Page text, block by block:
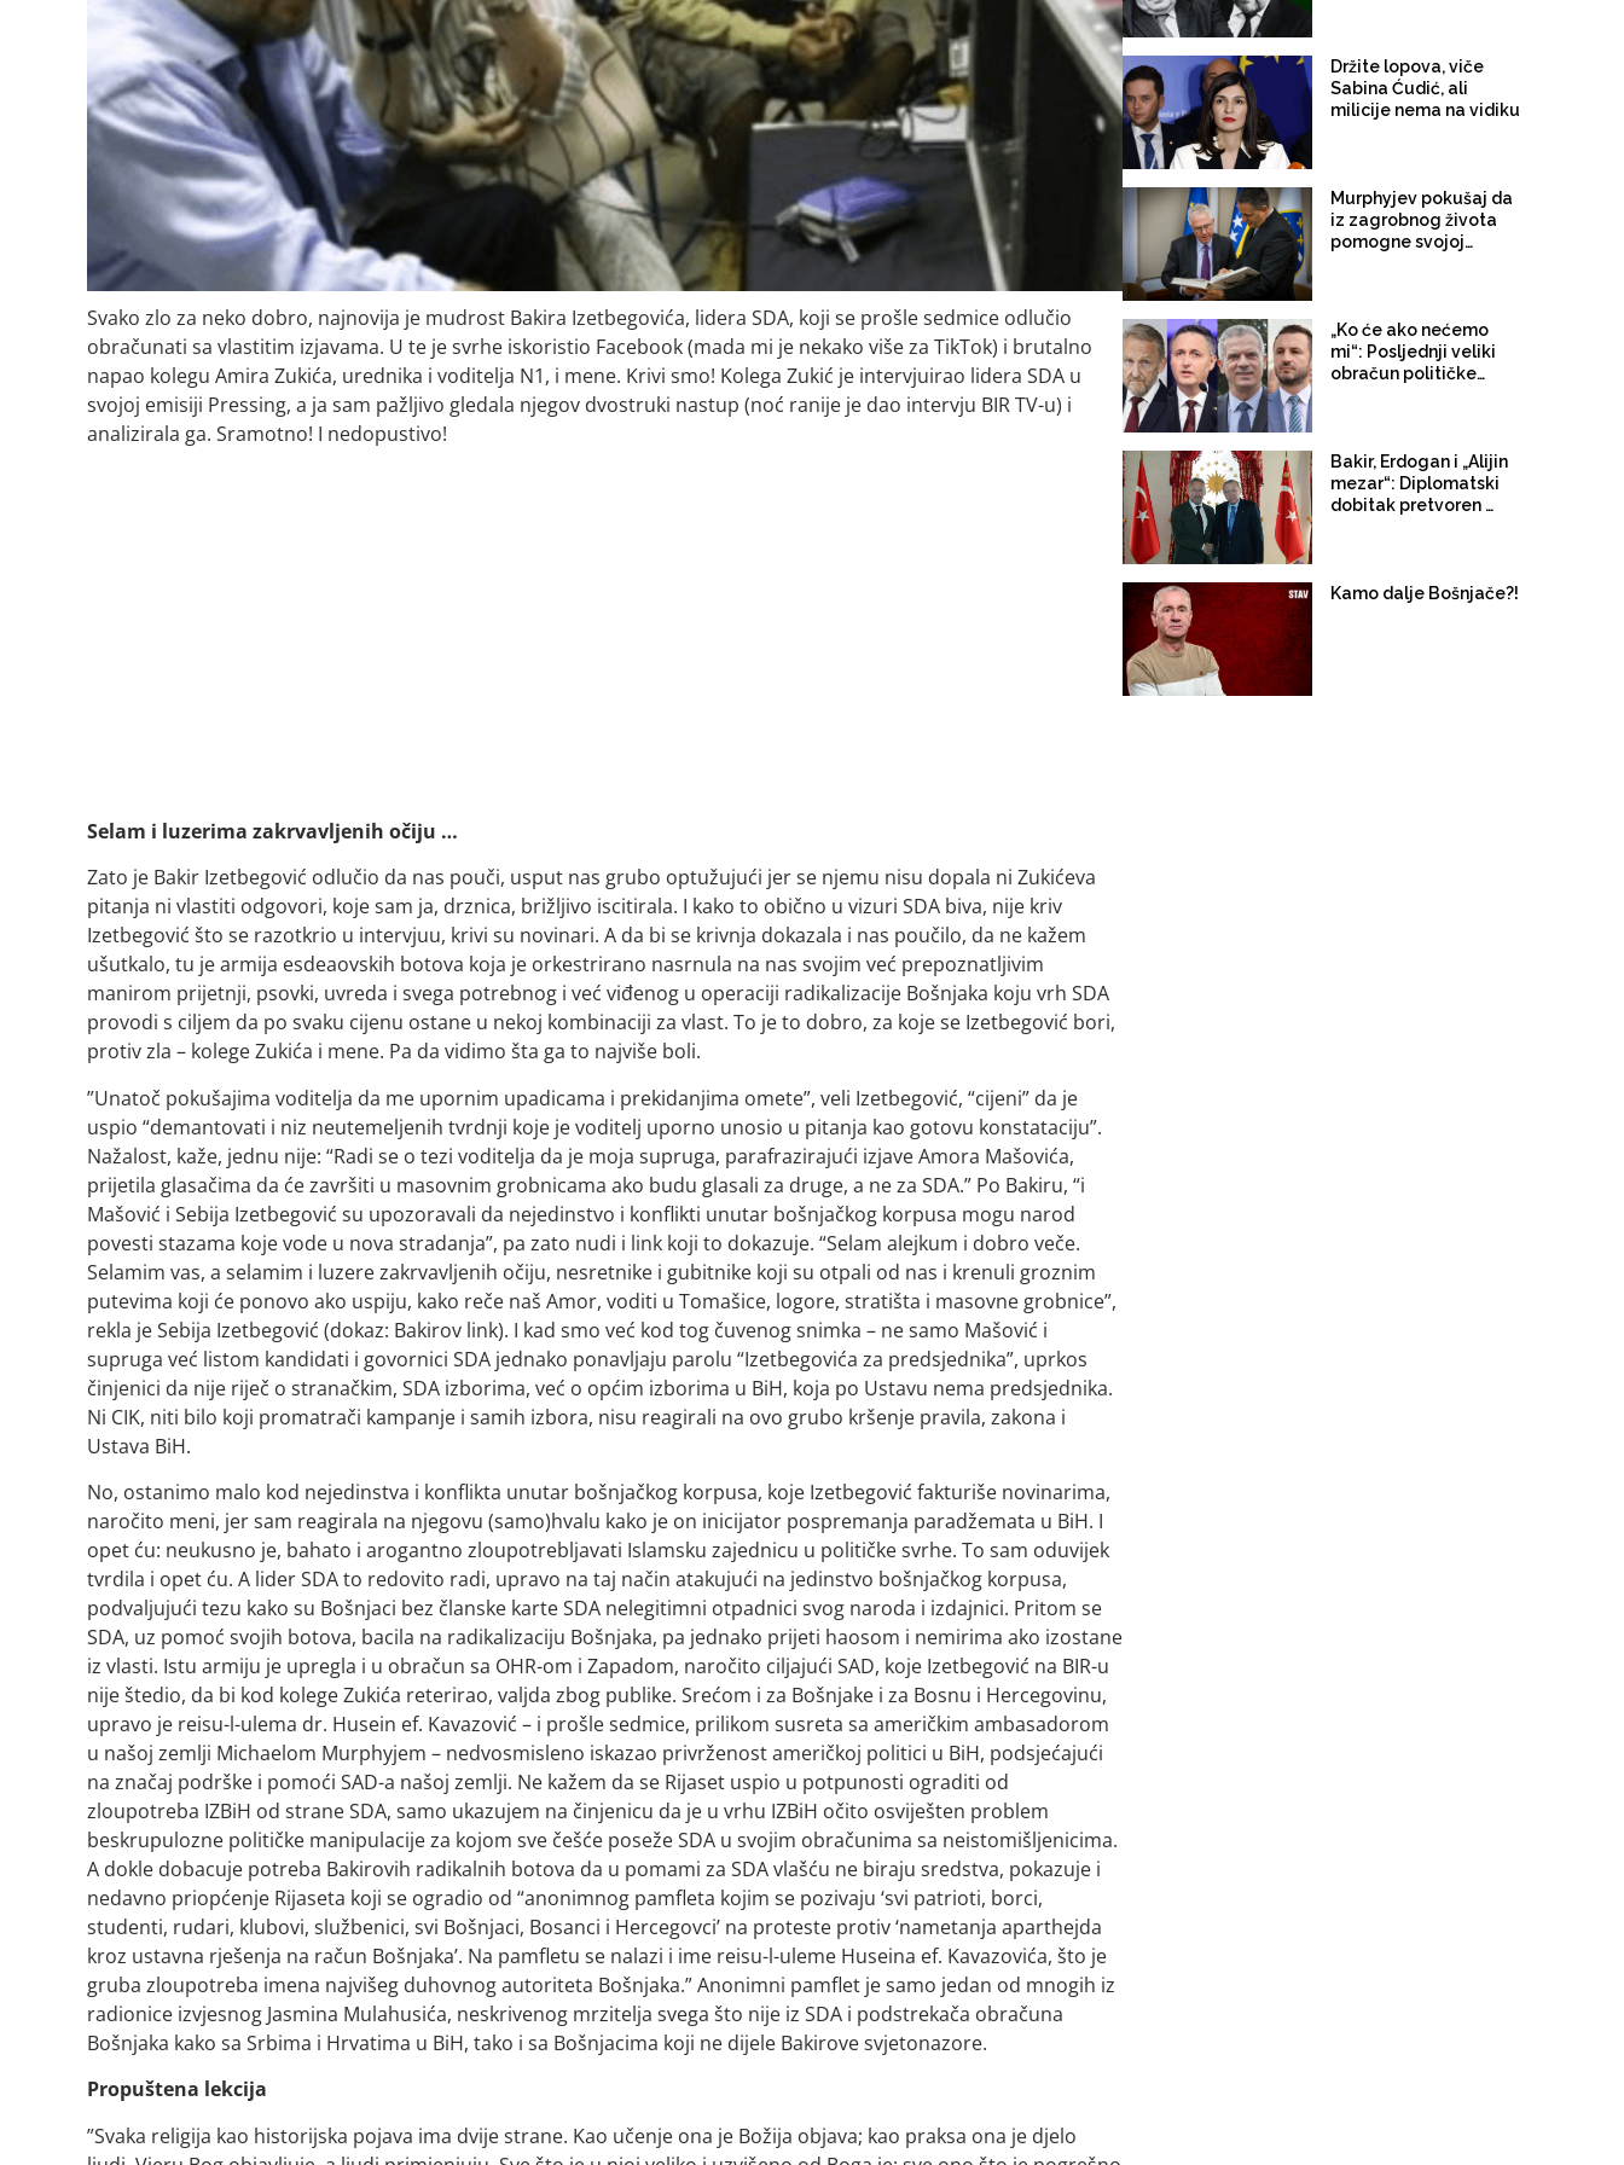
Svako zlo za neko dobro, najnovija je mudrost Bakira Izetbegovića, lidera SDA, koji se prošle sedmice odlučio
obračunati sa vlastitim izjavama. U te je svrhe iskoristio Facebook (mada mi je nekako više za TikTok) i brutalno
napao kolegu Amira Zukića, urednika i voditelja N1, i mene. Krivi smo! Kolega Zukić je intervjuirao lidera SDA u
svojoj emisiji Pressing, a ja sam pažljivo gledala njegov dvostruki nastup (noć ranije je dao intervju BIR TV-u) i
analizirala ga. Sramotno! I nedopustivo!
Selam i luzerima zakrvavljenih očiju …
Zato je Bakir Izetbegović odlučio da nas pouči, usput nas grubo optužujući jer se njemu nisu dopala ni Zukićeva
pitanja ni vlastiti odgovori, koje sam ja, drznica, brižljivo iscitirala. I kako to obično u vizuri SDA biva, nije kriv
Izetbegović što se razotkrio u intervjuu, krivi su novinari. A da bi se krivnja dokazala i nas poučilo, da ne kažem
ušutkalo, tu je armija esdeaovskih botova koja je orkestrirano nasrnula na nas svojim već prepoznatljivim
manirom prijetnji, psovki, uvreda i svega potrebnog i već viđenog u operaciji radikalizacije Bošnjaka koju vrh SDA
provodi s ciljem da po svaku cijenu ostane u nekoj kombinaciji za vlast. To je to dobro, za koje se Izetbegović bori,
protiv zla – kolege Zukića i mene. Pa da vidimo šta ga to najviše boli.
”Unatoč pokušajima voditelja da me upornim upadicama i prekidanjima omete”, veli Izetbegović, “cijeni” da je
uspio “demantovati i niz neutemeljenih tvrdnji koje je voditelj uporno unosio u pitanja kao gotovu konstataciju”.
Nažalost, kaže, jednu nije: “Radi se o tezi voditelja da je moja supruga, parafrazirajući izjave Amora Mašovića,
prijetila glasačima da će završiti u masovnim grobnicama ako budu glasali za druge, a ne za SDA.” Po Bakiru, “i
Mašović i Sebija Izetbegović su upozoravali da nejedinstvo i konflikti unutar bošnjačkog korpusa mogu narod
povesti stazama koje vode u nova stradanja”, pa zato nudi i link koji to dokazuje. “Selam alejkum i dobro veče.
Selamim vas, a selamim i luzere zakrvavljenih očiju, nesretnike i gubitnike koji su otpali od nas i krenuli groznim
putevima koji će ponovo ako uspiju, kako reče naš Amor, voditi u Tomašice, logore, stratišta i masovne grobnice”,
rekla je Sebija Izetbegović (dokaz: Bakirov link). I kad smo već kod tog čuvenog snimka – ne samo Mašović i
supruga već listom kandidati i govornici SDA jednako ponavljaju parolu “Izetbegovića za predsjednika”, uprkos
činjenici da nije riječ o stranačkim, SDA izborima, već o općim izborima u BiH, koja po Ustavu nema predsjednika.
Ni CIK, niti bilo koji promatrači kampanje i samih izbora, nisu reagirali na ovo grubo kršenje pravila, zakona i
Ustava BiH.
No, ostanimo malo kod nejedinstva i konflikta unutar bošnjačkog korpusa, koje Izetbegović fakturiše novinarima,
naročito meni, jer sam reagirala na njegovu (samo)hvalu kako je on inicijator pospremanja paradžemata u BiH. I
opet ću: neukusno je, bahato i arogantno zloupotrebljavati Islamsku zajednicu u političke svrhe. To sam oduvijek
tvrdila i opet ću. A lider SDA to redovito radi, upravo na taj način atakujući na jedinstvo bošnjačkog korpusa,
podvaljujući tezu kako su Bošnjaci bez članske karte SDA nelegitimni otpadnici svog naroda i izdajnici. Pritom se
SDA, uz pomoć svojih botova, bacila na radikalizaciju Bošnjaka, pa jednako prijeti haosom i nemirima ako izostane
iz vlasti. Istu armiju je upregla i u obračun sa OHR-om i Zapadom, naročito ciljajući SAD, koje Izetbegović na BIR-u
nije štedio, da bi kod kolege Zukića reterirao, valjda zbog publike. Srećom i za Bošnjake i za Bosnu i Hercegovinu,
upravo je reisu-l-ulema dr. Husein ef. Kavazović – i prošle sedmice, prilikom susreta sa američkim ambasadorom
u našoj zemlji Michaelom Murphyjem – nedvosmisleno iskazao privrženost američkoj politici u BiH, podsjećajući
na značaj podrške i pomoći SAD-a našoj zemlji. Ne kažem da se Rijaset uspio u potpunosti ograditi od
zloupotreba IZBiH od strane SDA, samo ukazujem na činjenicu da je u vrhu IZBiH očito osviješten problem
beskrupulozne političke manipulacije za kojom sve češće poseže SDA u svojim obračunima sa neistomišljenicima.
A dokle dobacuje potreba Bakirovih radikalnih botova da u pomami za SDA vlašću ne biraju sredstva, pokazuje i
nedavno priopćenje Rijaseta koji se ogradio od “anonimnog pamfleta kojim se pozivaju ‘svi patrioti, borci,
studenti, rudari, klubovi, službenici, svi Bošnjaci, Bosanci i Hercegovci’ na proteste protiv ‘nametanja aparthejda
kroz ustavna rješenja na račun Bošnjaka’. Na pamfletu se nalazi i ime reisu-l-uleme Huseina ef. Kavazovića, što je
gruba zloupotreba imena najvišeg duhovnog autoriteta Bošnjaka.” Anonimni pamflet je samo jedan od mnogih iz
radionice izvjesnog Jasmina Mulahusića, neskrivenog mrzitelja svega što nije iz SDA i podstrekača obračuna
Bošnjaka kako sa Srbima i Hrvatima u BiH, tako i sa Bošnjacima koji ne dijele Bakirove svjetonazore.
Propuštena lekcija
”Svaka religija kao historijska pojava ima dvije strane. Kao učenje ona je Božija objava; kao praksa ona je djelo
Držite lopova, viče
Sabina Ćudić, ali
milicije nema na vidiku
Murphyjev pokušaj da
iz zagrobnog života
pomogne svojoj
„Ko će ako nećemo
mi“: Posljednji veliki
obračun političke
Bakir, Erdogan i „Alijin
mezar“: Diplomatski
dobitak pretvoren u
Kamo dalje Bošnjače?!